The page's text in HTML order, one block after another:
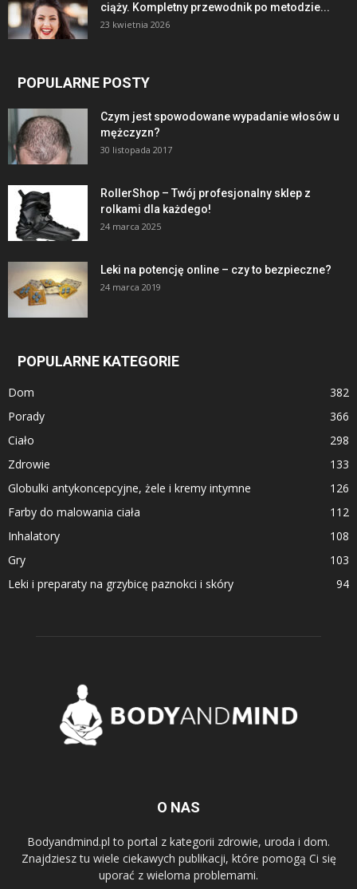
ciąży. Kompletny przewodnik po metodzie...
23 kwietnia 2026
POPULARNE POSTY
Czym jest spowodowane wypadanie włosów u
mężczyzn?
30 listopada 2017
RollerShop – Twój profesjonalny sklep z
rolkami dla każdego!
24 marca 2025
Leki na potencję online – czy to bezpieczne?
24 marca 2019
POPULARNE KATEGORIE
Dom
382
Porady
366
Ciało
298
Zdrowie
133
Globulki antykoncepcyjne, żele i kremy intymne
126
Farby do malowania ciała
112
Inhalatory
108
Gry
103
Leki i preparaty na grzybicę paznokci i skóry
94
O NAS
Bodyandmind.pl to portal z kategorii zdrowie, uroda i dom.
Znajdziesz tu wiele ciekawych publikacji, które pomogą Ci się
uporać z wieloma problemami.